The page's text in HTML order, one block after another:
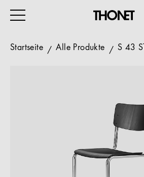
VERANSTALTUNG
GASTRO & HOTEL
ALLE PRODUKTE
Startseite Alle Produkte S 43 ST